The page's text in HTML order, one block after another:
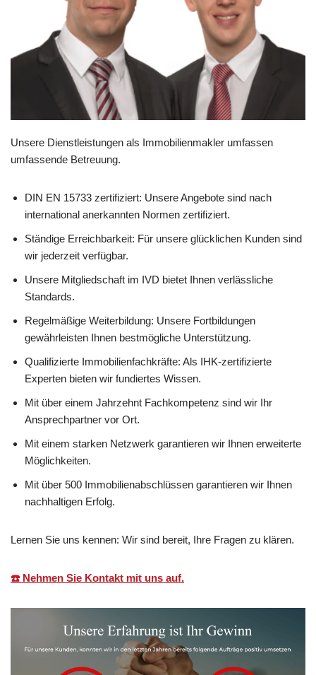
Unsere Dienstleistungen als Immobilienmakler umfassen
umfassende Betreuung.
DIN EN 15733 zertifiziert: Unsere Angebote sind nach
international anerkannten Normen zertifiziert.
Ständige Erreichbarkeit: Für unsere glücklichen Kunden sind
wir jederzeit verfügbar.
Unsere Mitgliedschaft im IVD bietet Ihnen verlässliche
Standards.
Regelmäßige Weiterbildung: Unsere Fortbildungen
gewährleisten Ihnen bestmögliche Unterstützung.
Qualifizierte Immobilienfachkräfte: Als IHK-zertifizierte
Experten bieten wir fundiertes Wissen.
Mit über einem Jahrzehnt Fachkompetenz sind wir Ihr
Ansprechpartner vor Ort.
Mit einem starken Netzwerk garantieren wir Ihnen erweiterte
Möglichkeiten.
Mit über 500 Immobilienabschlüssen garantieren wir Ihnen
nachhaltigen Erfolg.
Lernen Sie uns kennen: Wir sind bereit, Ihre Fragen zu klären.
☎️ Nehmen Sie Kontakt mit uns auf.